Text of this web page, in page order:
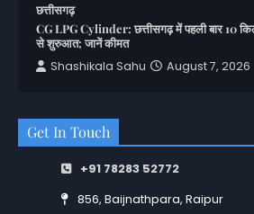
छत्तीसगढ़
CG LPG Cylinder: छत्तीसगढ़ में पहली बार 10
से शुरुआत; जानें कीमत
Shashikala Sahu
August 7, 2026
Get In Touch
+91 78283 52772
856, Baijnathpara, Raipur